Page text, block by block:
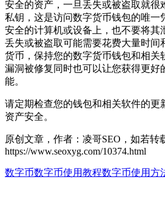
安全的资产，一旦丢失或被盗取就很
私钥，这是访问数字货币钱包的唯一
安全的计算机或设备上，也不要将其
丢失或被盗取可能需要花费大量时间
货币，保持您的数字货币钱包和相关
漏洞被修复同时也可以让您获得更好
能。
请定期检查您的钱包和相关软件的更
资产安全。
原创文章，作者：凌哥SEO，如若转
https://www.seoxyg.com/10374.html
数字币数字币使用教程数字币使用方